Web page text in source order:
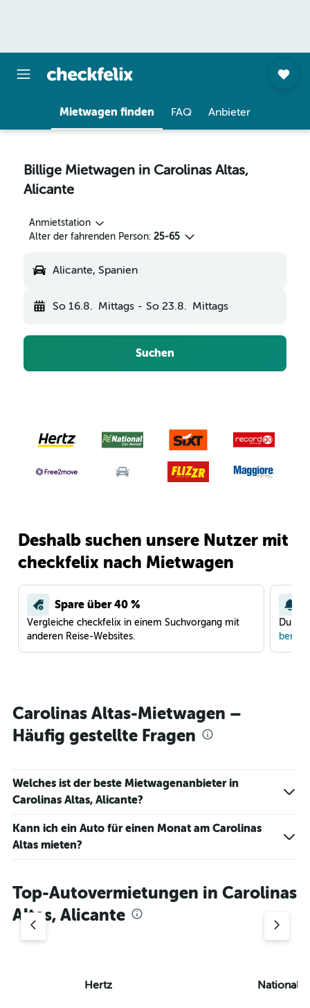
Mietwagen finden FAQ Anbieter
Billige Mietwagen in Carolinas Altas,
Alicante
Anmietstation
Alter der fahrenden Person: 25-65
Alicante, Spanien
So 16.8. Mittags - So 23.8. Mittags
Suchen
Deshalb suchen unsere Nutzer mit
checkfelix nach Mietwagen
Spare über 40 %
Vergleiche checkfelix in einem Suchvorgang mit
anderen Reise-Websites.
Du
Carolinas Altas-Mietwagen –
Häufig gestellte Fragen
Welches ist der beste Mietwagenanbieter in
Carolinas Altas, Alicante?
Kann ich ein Auto für einen Monat am Carolinas
Altas mieten?
Top-Autovermietungen in Carolinas
Altas, Alicante
Hertz National